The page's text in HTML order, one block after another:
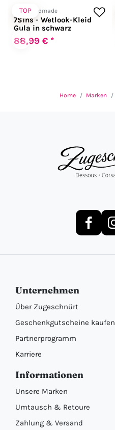
‹
TOP
Noir Handmade
7Sins - Wetlook-Kleid
Gula in schwarz
88,99 € *
Home Marken
Unternehmen
Über Zugeschnürt
Geschenkgutscheine kaufen
Partnerprogramm
Karriere
Informationen
Unsere Marken
Umtausch & Retoure
Zahlung & Versand